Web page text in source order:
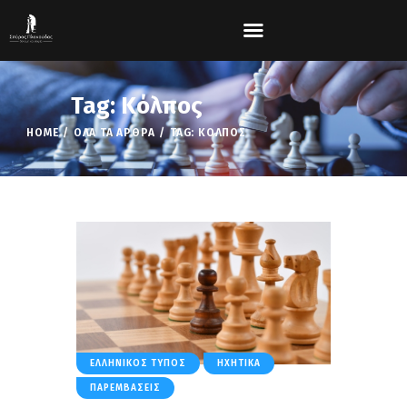
Tag: Κόλπος
HOME ΌΛΑ ΤΑ ΆΡΘΡΑ TAG: ΚΌΛΠΟΣ
ΕΛΛΗΝΙΚΌΣ ΤΎΠΟΣ ΗΧΗΤΙΚΆ
ΠΑΡΕΜΒΆΣΕΙΣ